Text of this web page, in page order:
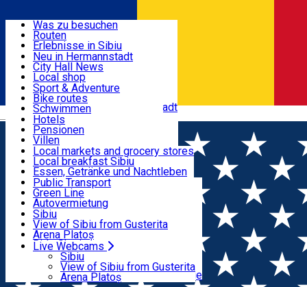
Română
Nützliche informationen
Aktivitäten & Abenteuer
Unterkunft
Essen, Getränke & Nachtleben
Transport & Parken
Live Webcams
Was zu besuchen
Routen
Erlebnisse in Sibiu
Podcast
Kultur
Museen
Kirchen
Parks, Zoo
Im Umkreis von Hermannstadt
Neu in Hermannstadt
City Hall News
Local shop
Sibiu Handwerker
Sibiul Verde
Public services
Bildung
Wie komme ich nach Sibiu?
Touristeninfo
Reiseführer
Guided tours
Local publication
Schönheitssalon
Sport & Adventure
Bike routes
Schwimmen
Reiten
Fitnessstudio
Loc de joacă indoor
Loc de joacă outdoor
Ski
Eislaufen
Yoga
Hotels
Pensionen
Villen
Hostels
Motels
Camping
Zimmer zu vermieten
Wohnungen
Unterkunft außerhalb von Sibiu
Local markets and grocery stores
Local breakfast Sibiu
Essen, Getränke und Nachtleben
Pizza
Fast Food
Kaffeestube
Konditorei
Pub, Bar
Nachtclubs
Bäckerei
Public Transport
Green Line
Autovermietung
Fahrad verleih
Scooter rentals
Taxi
Ride Sharing
Park-Tickets
Parkplätze
Ladestationen für Elektrofahrzeuge
Sibiu
View of Sibiu from Gusterita
Arena Platoș
Live Webcams
Sibiu
View of Sibiu from Gusterita
Arena Platoș
Home Unterkunft außerhalb von Sibiu